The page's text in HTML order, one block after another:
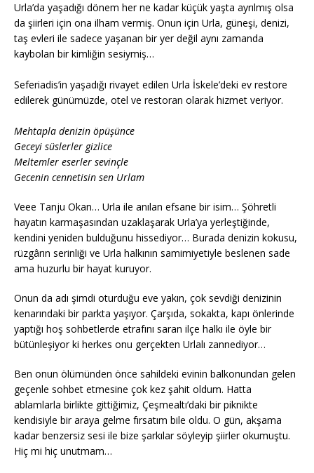
Urla’da yaşadığı dönem her ne kadar küçük yaşta ayrılmış olsa
da şiirleri için ona ilham vermiş. Onun için Urla, güneşi, denizi,
taş evleri ile sadece yaşanan bir yer değil aynı zamanda
kaybolan bir kimliğin sesiymiş…
Seferiadis’in yaşadığı rivayet edilen Urla İskele’deki ev restore
edilerek günümüzde, otel ve restoran olarak hizmet veriyor.
Mehtapla denizin öpüşünce
Geceyi süslerler gizlice
Meltemler eserler sevinçle
Gecenin cennetisin sen Urlam
Veee Tanju Okan… Urla ile anılan efsane bir isim… Şöhretli
hayatın karmaşasından uzaklaşarak Urla’ya yerleştiğinde,
kendini yeniden bulduğunu hissediyor… Burada denizin kokusu,
rüzgârın serinliği ve Urla halkının samimiyetiyle beslenen sade
ama huzurlu bir hayat kuruyor.
Onun da adı şimdi oturduğu eve yakın, çok sevdiği denizinin
kenarındaki bir parkta yaşıyor. Çarşıda, sokakta, kapı önlerinde
yaptığı hoş sohbetlerde etrafını saran ilçe halkı ile öyle bir
bütünleşiyor ki herkes onu gerçekten Urlalı zannediyor…
Ben onun ölümünden önce sahildeki evinin balkonundan gelen
geçenle sohbet etmesine çok kez şahit oldum. Hatta
ablamlarla birlikte gittiğimiz, Çeşmealtı’daki bir piknikte
kendisiyle bir araya gelme fırsatım bile oldu. O gün, akşama
kadar benzersiz sesi ile bize şarkılar söyleyip şiirler okumuştu.
Hiç mi hiç unutmam…